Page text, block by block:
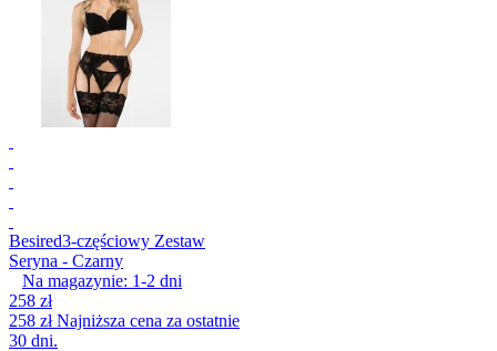
Besired3-częściowy Zestaw
Seryna - Czarny
Na magazynie: 1-2 dni
258 zł
258 złNajniższa cena za ostatnie
30 dni.